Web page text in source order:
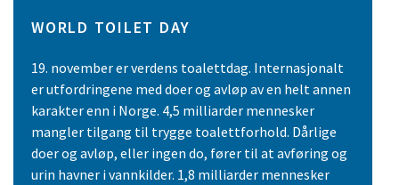
WORLD TOILET DAY
19. november er verdens toalettdag. Internasjonalt
er utfordringene med doer og avløp av en helt annen
karakter enn i Norge. 4,5 milliarder mennesker
mangler tilgang til trygge toalettforhold. Dårlige
doer og avløp, eller ingen do, fører til at avføring og
urin havner i vannkilder. 1,8 milliarder mennesker